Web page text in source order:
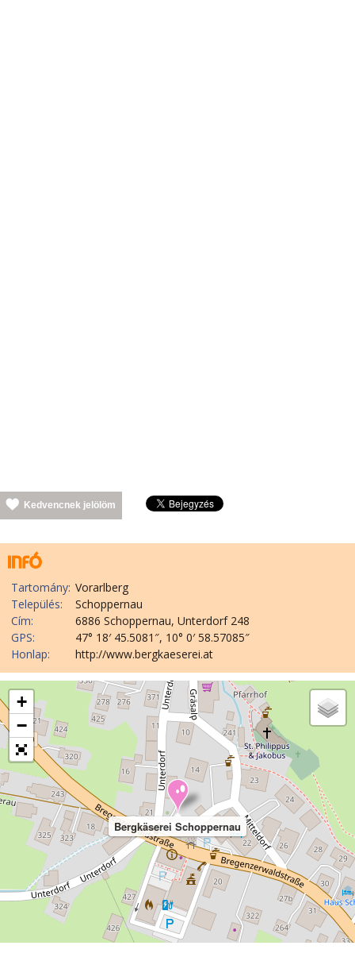
Kedvencnek jelölöm
Tartomány: Vorarlberg
Település:
Schoppernau
Cím:
6886 Schoppernau, Unterdorf 248
GPS:
47° 18′ 45.5081″, 10° 0′ 58.57085″
Honlap:
http://www.bergkaeserei.at
Bergkäserei Schoppernau
+
−